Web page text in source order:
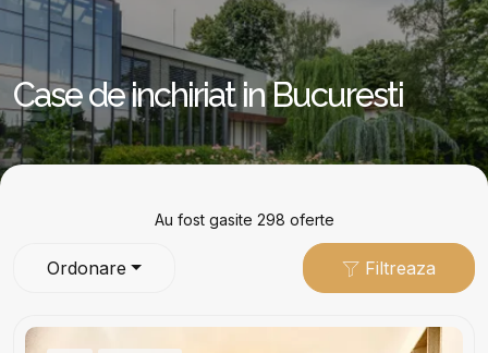
Case de inchiriat in Bucuresti
Au fost gasite 298 oferte
Ordonare Filtreaza